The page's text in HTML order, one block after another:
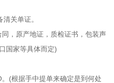
关单证。
，原产地证，质检证书，包装声
国家等具体而定)
(根据手中提单来确定是到何处